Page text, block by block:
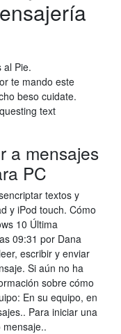
al Pie.
te mando este
beso cuidate.
text
a mensajes
PC
textos y
y iPod touch. Cómo
10 Última
09:31 por Dana
escribir y enviar
Si aún no ha
sobre cómo
En su equipo, en
Para iniciar una